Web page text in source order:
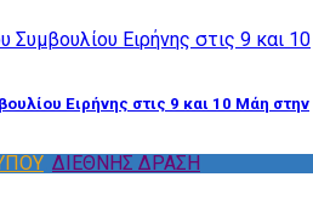
Ειρήνης στις 9 και 10 Μάη στην
ΔΙΕΘΝΗΣ ΔΡΑΣΗ